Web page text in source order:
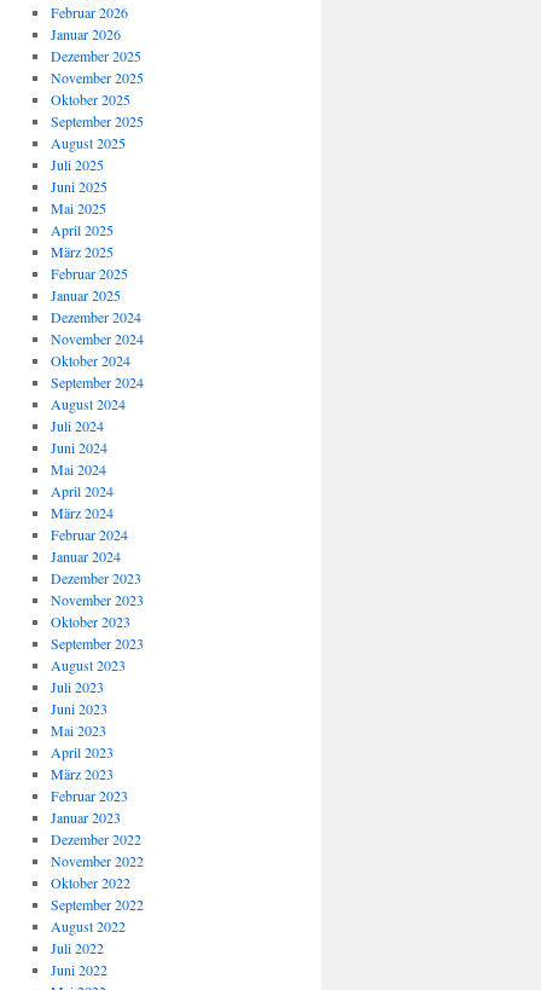
Februar 2026
Januar 2026
Dezember 2025
November 2025
Oktober 2025
September 2025
August 2025
Juli 2025
Juni 2025
Mai 2025
April 2025
März 2025
Februar 2025
Januar 2025
Dezember 2024
November 2024
Oktober 2024
September 2024
August 2024
Juli 2024
Juni 2024
Mai 2024
April 2024
März 2024
Februar 2024
Januar 2024
Dezember 2023
November 2023
Oktober 2023
September 2023
August 2023
Juli 2023
Juni 2023
Mai 2023
April 2023
März 2023
Februar 2023
Januar 2023
Dezember 2022
November 2022
Oktober 2022
September 2022
August 2022
Juli 2022
Juni 2022